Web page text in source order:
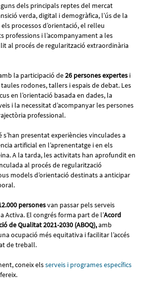
dels principals reptes del mercat
verda, digital i demogràfica, l’ús de la
processos d’orientació, el relleu
professions i l’acompanyament a les
al procés de regularització extraordinària
la participació de26 persones expertes i
rodones, tallers i espais de debat. Les
en l’orientació basada en dades, la
i la necessitat d’acompanyar les persones
professional.
presentat experiències vinculades a
artificial en l’aprenentatge i en els
A la tarda, les activitats han aprofundit en
al procés de regularització
models d’orientació destinats a anticipar
personesvan passar pels serveis
Activa. El congrés forma part de l’Acord
de Qualitat 2021-2030 (ABOQ),amb
ocupació més equitativa i facilitar l’accés
de treball.
coneix elsserveis i programes específics